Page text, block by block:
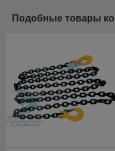
Подобные товары